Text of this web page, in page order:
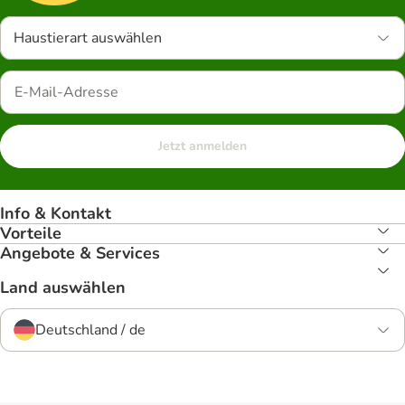
Haustierart auswählen
Jetzt anmelden
Info & Kontakt
Vorteile
Angebote & Services
Land auswählen
Deutschland / de